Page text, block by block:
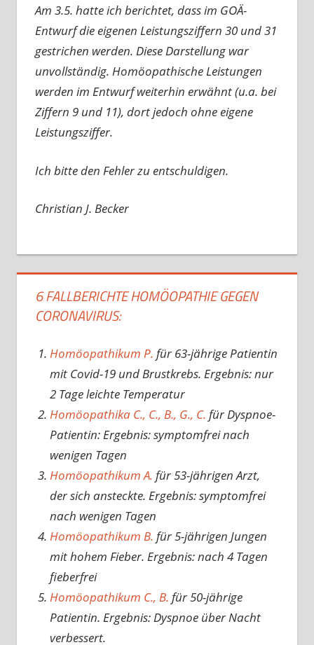
Am 3.5. hatte ich berichtet, dass im GOÄ-
Entwurf die eigenen Leistungsziffern 30 und 31
gestrichen werden. Diese Darstellung war
unvollständig. Homöopathische Leistungen
werden im Entwurf weiterhin erwähnt (u.a. bei
Ziffern 9 und 11), dort jedoch ohne eigene
Leistungsziffer.
Ich bitte den Fehler zu entschuldigen.
Christian J. Becker
6 FALLBERICHTE HOMÖOPATHIE GEGEN
CORONAVIRUS:
Homöopathikum P. für 63-jährige Patientin
mit Covid-19 und Brustkrebs. Ergebnis: nur
2 Tage leichte Temperatur
Homöopathika C., C., B., G., C. für Dyspnoe-
Patientin: Ergebnis: symptomfrei nach
wenigen Tagen
Homöopathikum A. für 53-jährigen Arzt,
der sich ansteckte. Ergebnis: symptomfrei
nach wenigen Tagen
Homöopathikum B. für 5-jährigen Jungen
mit hohem Fieber. Ergebnis: nach 4 Tagen
fieberfrei
Homöopathikum C., B. für 50-jährige
Patientin. Ergebnis: Dyspnoe über Nacht
verbessert.